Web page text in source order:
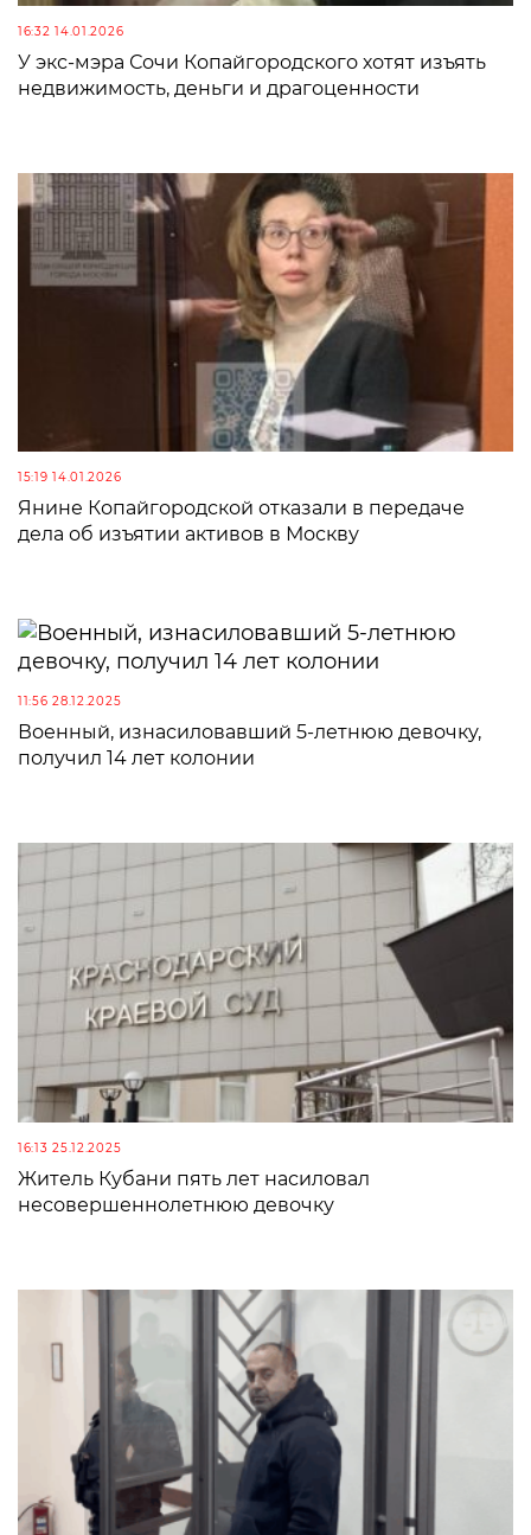
16:32 14.01.2026
У экс-мэра Сочи Копайгородского хотят изъять
недвижимость, деньги и драгоценности
15:19 14.01.2026
Янине Копайгородской отказали в передаче
дела об изъятии активов в Москву
11:56 28.12.2025
Военный, изнасиловавший 5-летнюю девочку,
получил 14 лет колонии
16:13 25.12.2025
Житель Кубани пять лет насиловал
несовершеннолетнюю девочку